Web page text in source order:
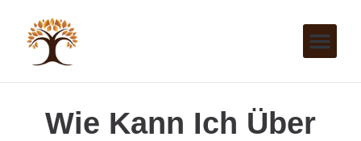
Wie Kann Ich Über